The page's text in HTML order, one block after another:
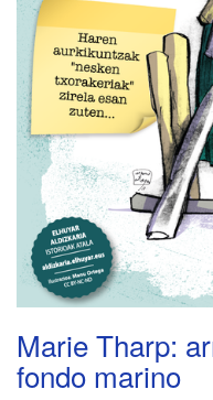
Marie Tharp:
fondo marino